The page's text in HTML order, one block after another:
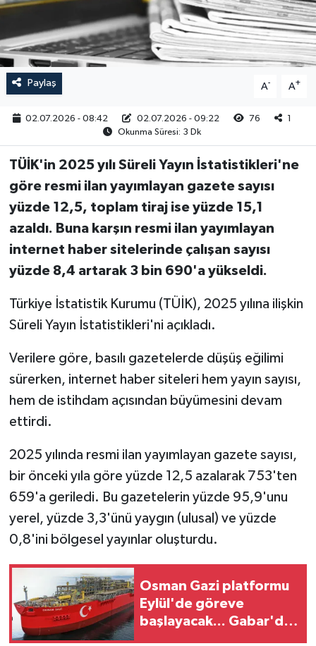
Paylaş A- A+
02.07.2026 - 08:42 02.07.2026 - 09:22 76
1
Okunma Süresi: 3 Dk
TÜİK'in 2025 yılı Süreli Yayın İstatistikleri'ne
göre resmi ilan yayımlayan gazete sayısı
yüzde 12,5, toplam tiraj ise yüzde 15,1
azaldı. Buna karşın resmi ilan yayımlayan
internet haber sitelerinde çalışan sayısı
yüzde 8,4 artarak 3 bin 690'a yükseldi.
Türkiye İstatistik Kurumu (TÜİK), 2025 yılına ilişkin
Süreli Yayın İstatistikleri'ni açıkladı.
Verilere göre, basılı gazetelerde düşüş eğilimi
sürerken, internet haber siteleri hem yayın sayısı,
hem de istihdam açısından büyümesini devam
ettirdi.
2025 yılında resmi ilan yayımlayan gazete sayısı,
bir önceki yıla göre yüzde 12,5 azalarak 753'ten
659'a geriledi. Bu gazetelerin yüzde 95,9'unu
yerel, yüzde 3,3'ünü yaygın (ulusal) ve yüzde
0,8'ini bölgesel yayınlar oluşturdu.
Osman Gazi platformu
Eylül'de göreve
başlayacak... Gabar'da
RESMİ İLAN